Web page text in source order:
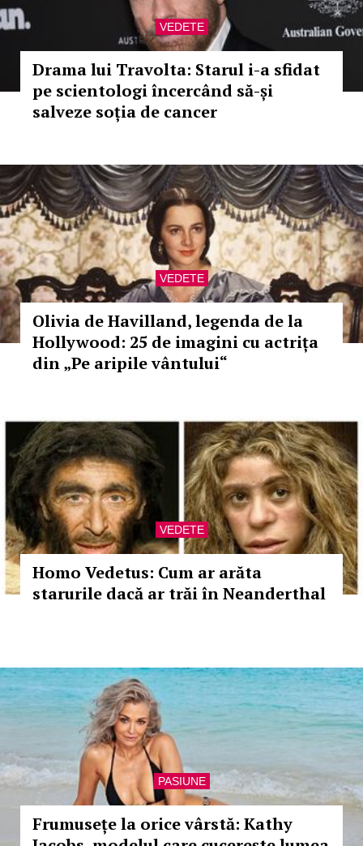
VEDETE
Drama lui Travolta: Starul i-a sfidat
pe scientologi încercând să-și
salveze soția de cancer
VEDETE
Olivia de Havilland, legenda de la
Hollywood: 25 de imagini cu actrița
din „Pe aripile vântului“
VEDETE
Homo Vedetus: Cum ar arăta
starurile dacă ar trăi în Neanderthal
PASIUNE
Frumusețe la orice vârstă: Kathy